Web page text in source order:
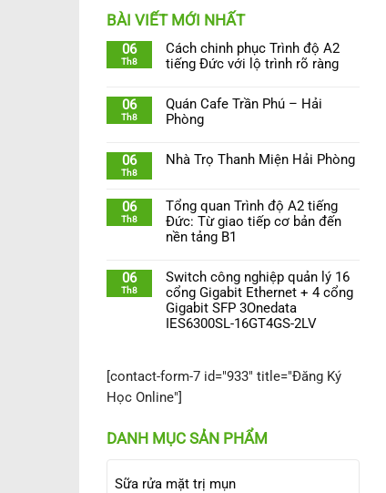
BÀI VIẾT MỚI NHẤT
06
Th8
Cách chinh phục Trình độ A2
tiếng Đức với lộ trình rõ ràng
06
Th8
Quán Cafe Trần Phú – Hải
Phòng
06
Th8
Nhà Trọ Thanh Miện Hải Phòng
06
Th8
Tổng quan Trình độ A2 tiếng
Đức: Từ giao tiếp cơ bản đến
nền tảng B1
06
Th8
Switch công nghiệp quản lý 16
cổng Gigabit Ethernet + 4 cổng
Gigabit SFP 3Onedata
IES6300SL-16GT4GS-2LV
[contact-form-7 id="933" title="Đăng Ký
Học Online"]
DANH MỤC SẢN PHẨM
Sữa rửa mặt trị mụn